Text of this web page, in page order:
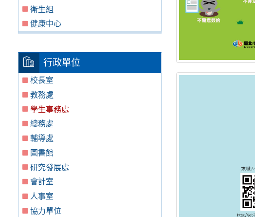
衛生組
健康中心
行政單位
校長室
教務處
學生事務處
總務處
輔導處
圖書館
研究發展處
會計室
人事室
協力單位